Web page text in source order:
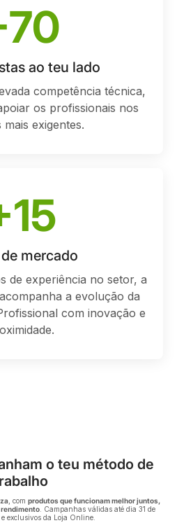
ao teu lado
competência técnica,
os profissionais nos
mais exigentes.
mercado
de experiência no setor, a
a evolução da
com inovação e
o teu método de
, com produtos que funcionam melhor juntos,
rendimento. Campanhas válidas até dia 31 de
exclusivos da Loja Online.